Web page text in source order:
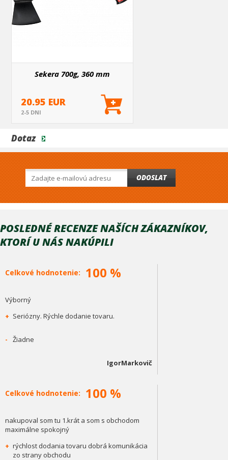
Sekera 700g, 360 mm
20.95 EUR
2-5 DNI
Dotaz
ODOSLAT
POSLEDNÉ RECENZE NAŠÍCH ZÁKAZNÍKOV,
KTORÍ U NÁS NAKÚPILI
Celkové hodnotenie: 100 %
Výborný
+ Seriózny. Rýchle dodanie tovaru.
- Žiadne
IgorMarkovič
Celkové hodnotenie: 100 %
nakupoval som tu 1.krát a som s obchodom
maximálne spokojný
+ rýchlost dodania tovaru dobrá komunikácia
zo strany obchodu